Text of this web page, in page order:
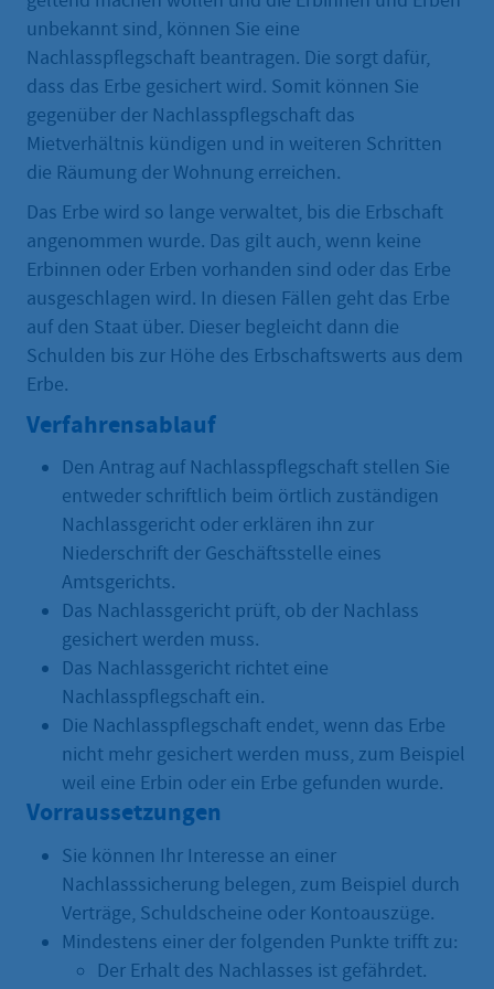
unbekannt sind, können Sie eine
Nachlasspflegschaft beantragen. Die sorgt dafür,
dass das Erbe gesichert wird. Somit können Sie
gegenüber der Nachlasspflegschaft das
Mietverhältnis kündigen und in weiteren Schritten
die Räumung der Wohnung erreichen.
Das Erbe wird so lange verwaltet, bis die Erbschaft
angenommen wurde. Das gilt auch, wenn keine
Erbinnen oder Erben vorhanden sind oder das Erbe
ausgeschlagen wird. In diesen Fällen geht das Erbe
auf den Staat über. Dieser begleicht dann die
Schulden bis zur Höhe des Erbschaftswerts aus dem
Erbe.
Verfahrensablauf
Den Antrag auf Nachlasspflegschaft stellen Sie
entweder schriftlich beim örtlich zuständigen
Nachlassgericht oder erklären ihn zur
Niederschrift der Geschäftsstelle eines
Amtsgerichts.
Das Nachlassgericht prüft, ob der Nachlass
gesichert werden muss.
Das Nachlassgericht richtet eine
Nachlasspflegschaft ein.
Die Nachlasspflegschaft endet, wenn das Erbe
nicht mehr gesichert werden muss, zum Beispiel
weil eine Erbin oder ein Erbe gefunden wurde.
Vorraussetzungen
Sie können Ihr Interesse an einer
Nachlasssicherung belegen, zum Beispiel durch
Verträge, Schuldscheine oder Kontoauszüge.
Mindestens einer der folgenden Punkte trifft zu:
Der Erhalt des Nachlasses ist gefährdet.